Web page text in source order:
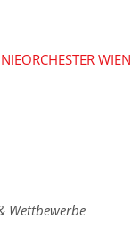
WIEN
Wettbewerbe